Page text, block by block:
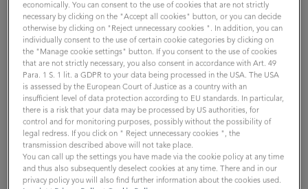
Problemlösungen aufzuzeigen. Das könnte vermutlich
auch in einer anderen Branche sein. Mit SAP zu arbeiten
ist aber etwas Besonderes. Für mich gilt in der SAP Welt
„Geht nicht, gibt’s nicht!“ Der Reiz liegt in der
Lösungsfindung. Eine komplexe Anforderung des
Kunden umzusetzen, die Möglichkeiten einer
Standardsoftware zu kennen und auszuschöpfen bis
zum Letzten.
Jochen:
Das klingt nicht gerade nach Routine. Gibt es
bei dir überhaupt so etwas wie Arbeitsalltag?
economically. You can consent to the use of cookies that are not strictly
necessary by clicking on the "Accept all cookies" button, or you can decide
otherwise by clicking on "Reject unnecessary cookies ". In addition, you can
individually consent to the use of certain cookie categories by clicking on
the "Manage cookie settings" button. If you consent to the use of cookies
that are not strictly necessary, you also consent in accordance with Art. 49
Para. 1 S. 1 lit. a GDPR to your data being processed in the USA. The USA
is assessed by the European Court of Justice as a country with an
insufficient level of data protection according to EU standards. In particular,
there is a risk that your data may be processed by US authorities, for
control and for monitoring purposes, possibly without the possibility of
legal redress. If you click on " Reject unnecessary cookies ", the
transmission described above will not take place.
You can call up the settings you have made via the cookie policy at any time
and thus also subsequently deselect cookies at any time. There and in our
privacy policy you will also find further information about the cookies used.